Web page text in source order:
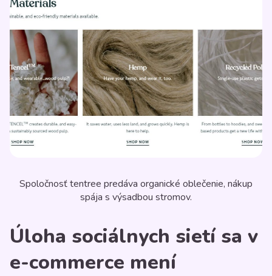
Spoločnosť tentree predáva organické oblečenie, nákup
spája s výsadbou stromov.
Úloha sociálnych sietí sa v
e-commerce mení